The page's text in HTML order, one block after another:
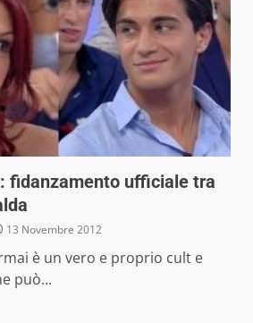
fidanzamento ufficiale tra
13 Novembre 2012
è un vero e proprio cult e
può...